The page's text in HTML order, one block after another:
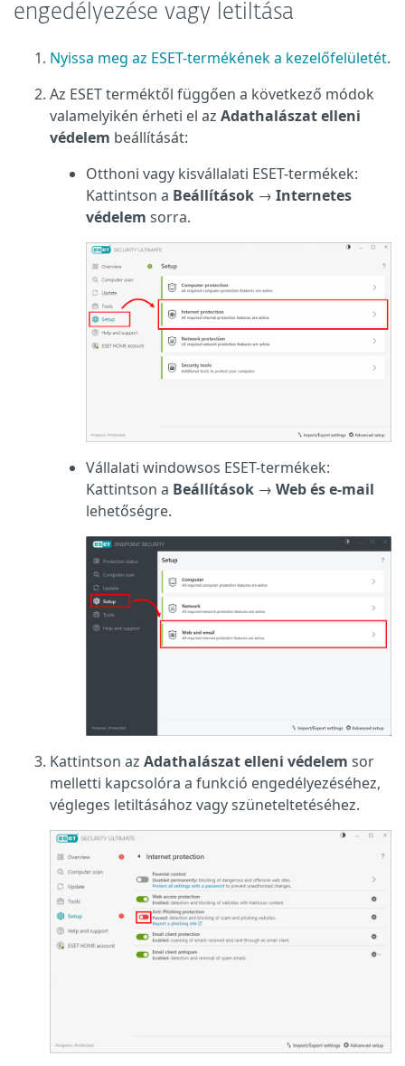
engedélyezése vagy letiltása
Nyissa meg az ESET-termékének a kezelőfelületét.
Az ESET terméktől függően a következő módok
valamelyikén érheti el az Adathalászat elleni
védelem beállítását:
Otthoni vagy kisvállalati ESET-termékek:
Kattintson a Beállítások → Internetes
védelem sorra.
Vállalati windowsos ESET-termékek:
Kattintson a Beállítások → Web és e-mail
lehetőségre.
Kattintson az Adathalászat elleni védelem sor
melletti kapcsolóra a funkció engedélyezéséhez,
végleges letiltásához vagy szüneteltetéséhez.